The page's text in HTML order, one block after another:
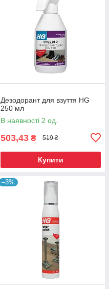
Дезодорант для взуття HG
250 мл
В наявності 2 од.
503,43 ₴ 519 ₴
Купити
–3%